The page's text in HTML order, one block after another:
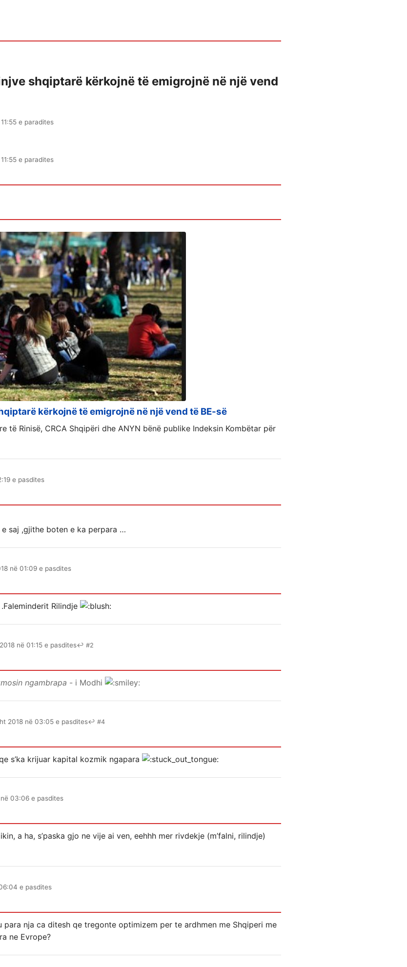
shqiptarë kërkojnë të emigrojnë në një vend
e paradites
e paradites
kërkojnë të emigrojnë në një vend të BE-së
të Rinisë, CRCA Shqipëri dhe ANYN bënë publike Indeksin Kombëtar për
e pasdites
saj ,gjithe boten e ka perpara …
në 01:09 e pasdites
Rilindje
në 01:15 e pasdites↩ #2
ngambrapa - i Modhi
2018 në 03:05 e pasdites↩ #4
s’ka krijuar kapital kozmik ngapara
03:06 e pasdites
a ha, s’paska gjo ne vije ai ven, eehhh mer rivdekje (m’falni, rilindje)
e pasdites
para nja ca ditesh qe tregonte optimizem per te ardhmen me Shqiperi me
ne Evrope?